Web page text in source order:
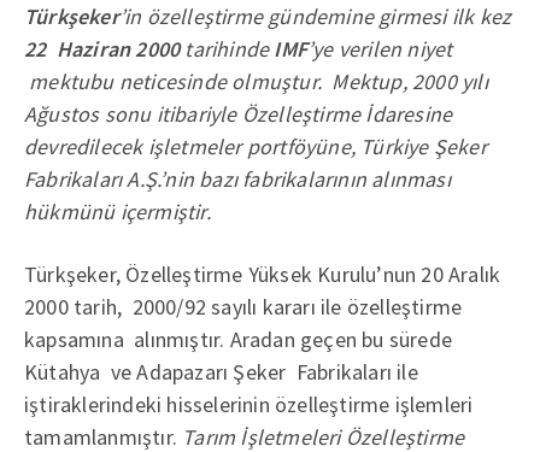
Türkşeker’in özelleştirme gündemine girmesi ilk kez
22 Haziran 2000tarihindeIMF’ye verilen niyet
mektubu neticesinde olmuştur. Mektup, 2000 yılı
Ağustos sonu itibariyle Özelleştirme İdaresine
devredilecek işletmeler portföyüne, Türkiye Şeker
Fabrikaları A.Ş.’nin bazı fabrikalarının alınması
hükmünü içermiştir.
Türkşeker, Özelleştirme Yüksek Kurulu’nun 20 Aralık
2000 tarih, 2000/92 sayılı kararı ile özelleştirme
kapsamına alınmıştır. Aradan geçen bu sürede
Kütahya ve Adapazarı Şeker Fabrikaları ile
iştiraklerindeki hisselerinin özelleştirme işlemleri
tamamlanmıştır. Tarım İşletmeleri Özelleştirme